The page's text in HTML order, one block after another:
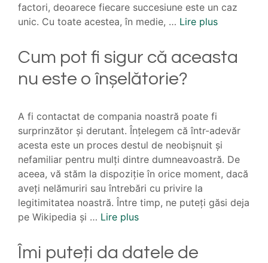
factori, deoarece fiecare succesiune este un caz
unic. Cu toate acestea, în medie, … Lire plus
Cum pot fi sigur că aceasta
nu este o înșelătorie?
A fi contactat de compania noastră poate fi
surprinzător și derutant. Înțelegem că într-adevăr
acesta este un proces destul de neobișnuit și
nefamiliar pentru mulți dintre dumneavoastră. De
aceea, vă stăm la dispoziție în orice moment, dacă
aveți nelămuriri sau întrebări cu privire la
legitimitatea noastră. Între timp, ne puteți găsi deja
pe Wikipedia și … Lire plus
Îmi puteți da datele de